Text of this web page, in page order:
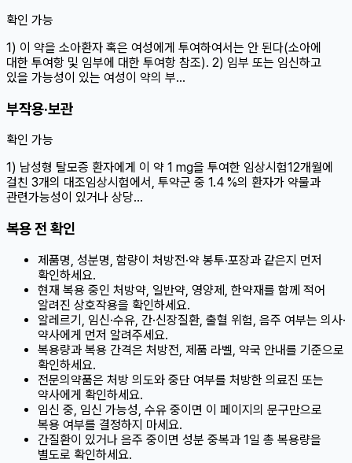
확인 가능
1) 이 약을 소아환자 혹은 여성에게 투여하여서는 안 된다(소아에
대한 투여항 및 임부에 대한 투여항 참조). 2) 임부 또는 임신하고
있을 가능성이 있는 여성이 약의 부…
부작용·보관
확인 가능
1) 남성형 탈모증 환자에게 이 약 1 mg을 투여한 임상시험12개월에
걸친 3개의 대조임상시험에서, 투약군 중 1.4 %의 환자가 약물과
관련가능성이 있거나 상당…
복용 전 확인
제품명, 성분명, 함량이 처방전·약 봉투·포장과 같은지 먼저
확인하세요.
현재 복용 중인 처방약, 일반약, 영양제, 한약재를 함께 적어
알려진 상호작용을 확인하세요.
알레르기, 임신·수유, 간·신장질환, 출혈 위험, 음주 여부는 의사·
약사에게 먼저 알려주세요.
복용량과 복용 간격은 처방전, 제품 라벨, 약국 안내를 기준으로
확인하세요.
전문의약품은 처방 의도와 중단 여부를 처방한 의료진 또는
약사에게 확인하세요.
임신 중, 임신 가능성, 수유 중이면 이 페이지의 문구만으로
복용 여부를 결정하지 마세요.
간질환이 있거나 음주 중이면 성분 중복과 1일 총 복용량을
별도로 확인하세요.